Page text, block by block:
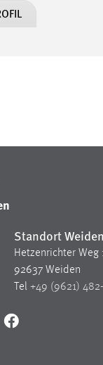
Standort Weiden
Hetzenrichter Weg
92637 Weiden
Tel +49 (9621)
Facebook